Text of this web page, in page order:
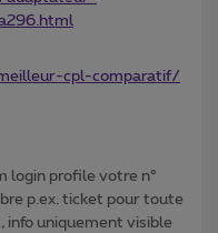
cpl-comparatif/
login profile votre n°
p.ex. ticket pour toute
info uniquement visible